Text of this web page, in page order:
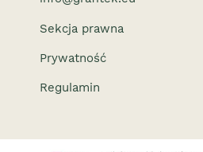
Sekcja prawna
Prywatność
Regulamin